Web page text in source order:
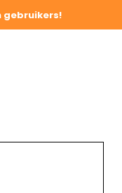
gebruikers!